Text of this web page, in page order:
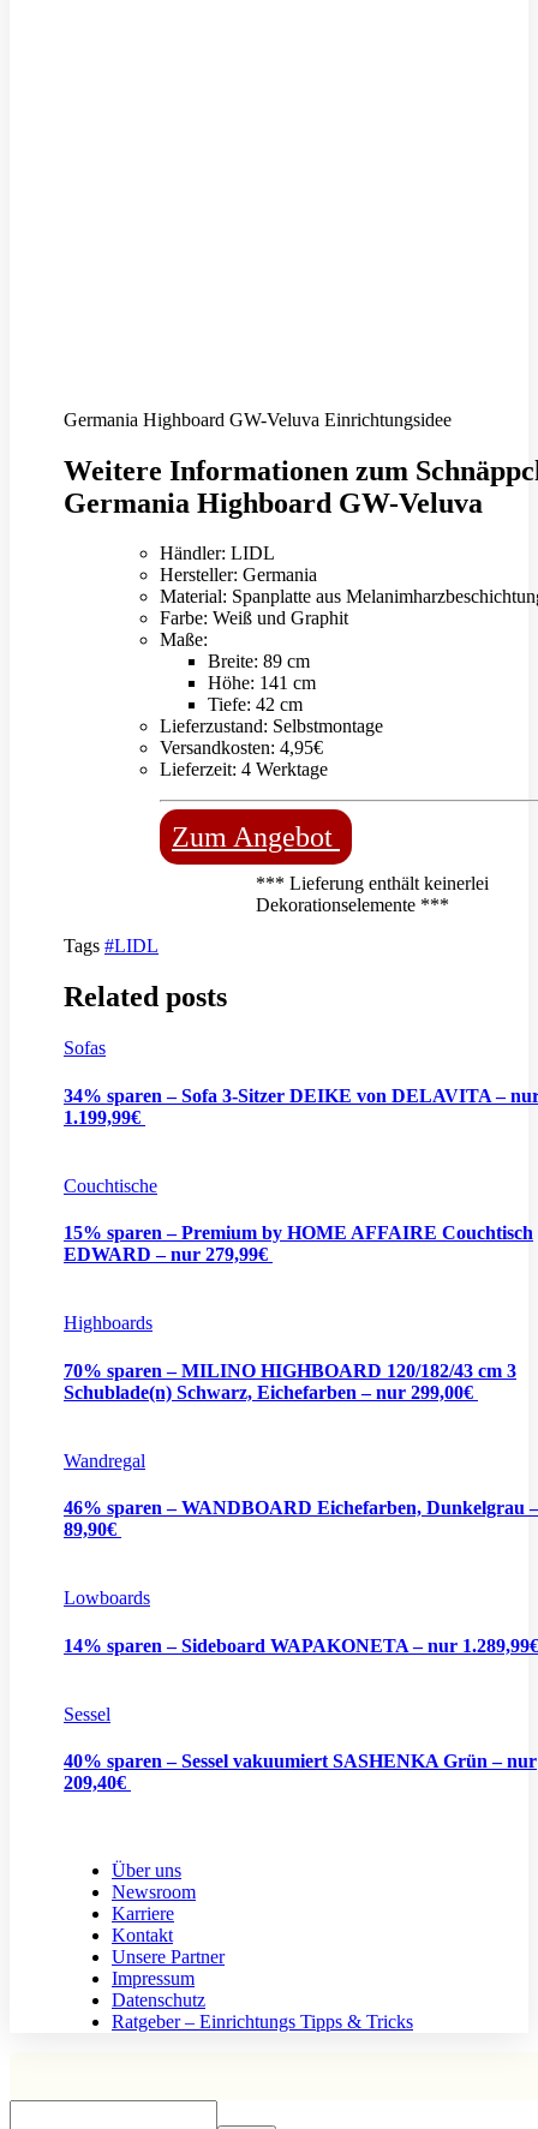
Germania Highboard GW-Veluva Einrichtungsidee
Weitere Informationen zum
Germania Highboard GW-Veluva
Händler: LIDL
Hersteller: Germania
Material: Spanplatte aus
Farbe: Weiß und Graphit
Maße:
Breite: 89 cm
Höhe: 141 cm
Tiefe: 42 cm
Lieferzustand: Selbstmontage
Versandkosten: 4,95€
Lieferzeit: 4 Werktage
Zum Angebot
*** Lieferung enthält keinerlei
Dekorationselemente ***
Tags #LIDL
Related posts
Sofas
34% sparen – Sofa 3-Sitzer DEIKE von DELAVITA –
1.199,99€
Couchtische
15% sparen – Premium by HOME AFFAIRE Couchtisch
EDWARD – nur 279,99€
Highboards
70% sparen – MILINO HIGHBOARD 120/182/43 cm 3
Schublade(n) Schwarz, Eichefarben – nur 299,00€
Wandregal
46% sparen – WANDBOARD Eichefarben, Dunkelgrau
89,90€
Lowboards
14% sparen – Sideboard WAPAKONETA – nur
Sessel
40% sparen – Sessel vakuumiert SASHENKA Grün – nur
209,40€
Über uns
Newsroom
Karriere
Kontakt
Unsere Partner
Impressum
Datenschutz
Ratgeber – Einrichtungs Tipps & Tricks